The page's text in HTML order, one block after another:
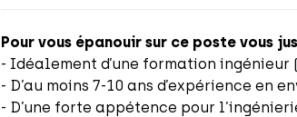
Pour vous épanouir sur ce poste vous
- Idéalement d’une formation
- D’au moins 7-10 ans d’expérience en
- D’une forte appétence pour